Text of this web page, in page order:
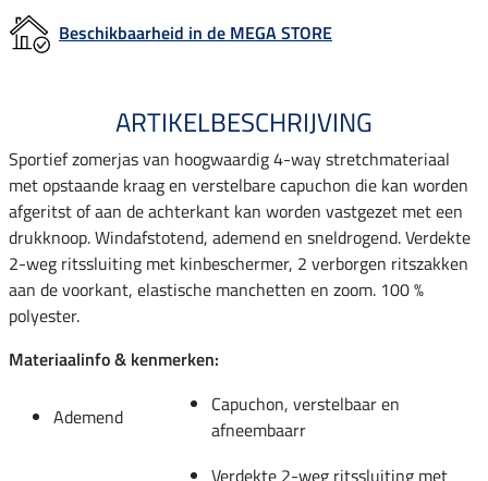
Beschikbaarheid in de MEGA STORE
ARTIKELBESCHRIJVING
Sportief zomerjas van hoogwaardig 4-way stretchmateriaal
met opstaande kraag en verstelbare capuchon die kan worden
afgeritst of aan de achterkant kan worden vastgezet met een
drukknoop. Windafstotend, ademend en sneldrogend. Verdekte
2-weg ritssluiting met kinbeschermer, 2 verborgen ritszakken
aan de voorkant, elastische manchetten en zoom. 100 %
polyester.
Materiaalinfo & kenmerken:
Ademend
Capuchon, verstelbaar en
afneembaarr
Verdekte 2-weg ritssluiting met